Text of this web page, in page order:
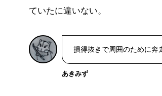
ていたに違いない。
損得抜きで周囲のために奔
あきみず